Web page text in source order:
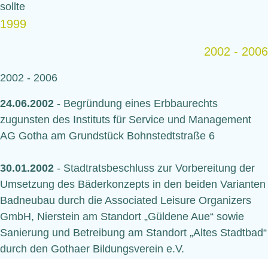
sollte
1999
2002 - 2006
2002 - 2006
24.06.2002 - Begründung eines Erbbaurechts
zugunsten des Instituts für Service und Management
AG Gotha am Grundstück Bohnstedtstraße 6
30.01.2002 - Stadtratsbeschluss zur Vorbereitung der
Umsetzung des Bäderkonzepts in den beiden Varianten
Badneubau durch die Associated Leisure Organizers
GmbH, Nierstein am Standort „Güldene Aue“ sowie
Sanierung und Betreibung am Standort „Altes Stadtbad“
durch den Gothaer Bildungsverein e.V.